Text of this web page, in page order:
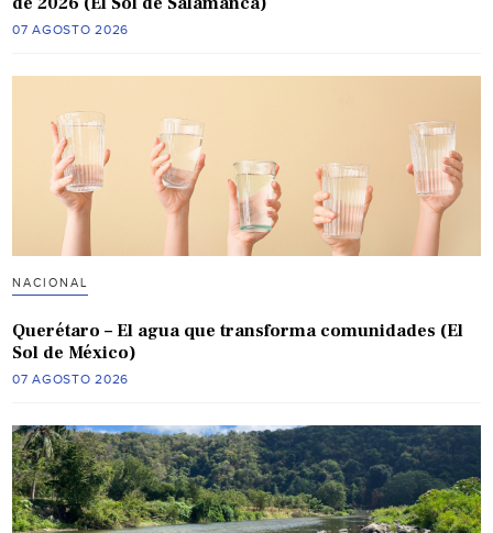
07 AGOSTO 2026
NACIONAL
Querétaro – El agua que transforma comunidades (El
Sol de México)
07 AGOSTO 2026